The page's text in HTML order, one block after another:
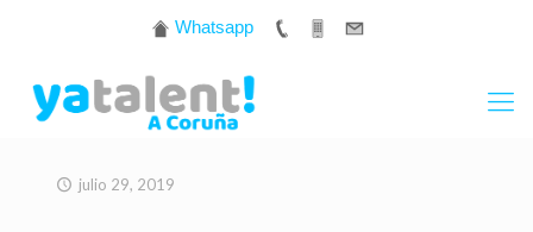
Whatsapp
julio 29, 2019